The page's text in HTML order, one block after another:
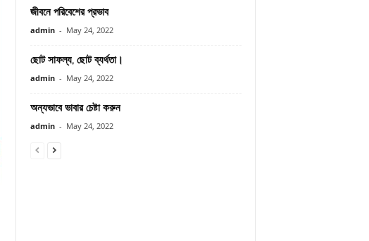
জীবনে পরিবেশের প্রভাব
admin - May 24, 2022
ছোট সাফল্য, ছোট ব্যর্থতা।
admin - May 24, 2022
অন্যভাবে ভাবার চেষ্টা করুন
admin - May 24, 2022